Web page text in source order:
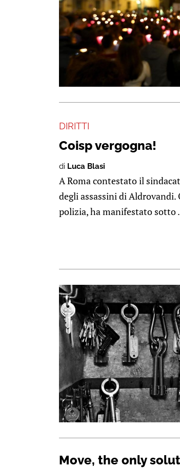
DIRITTI
Coisp vergogna!
di Luca Blasi
A Roma contestato il
degli assassini di Aldrovandi.
polizia, ha manifestato sotto
Move, the only